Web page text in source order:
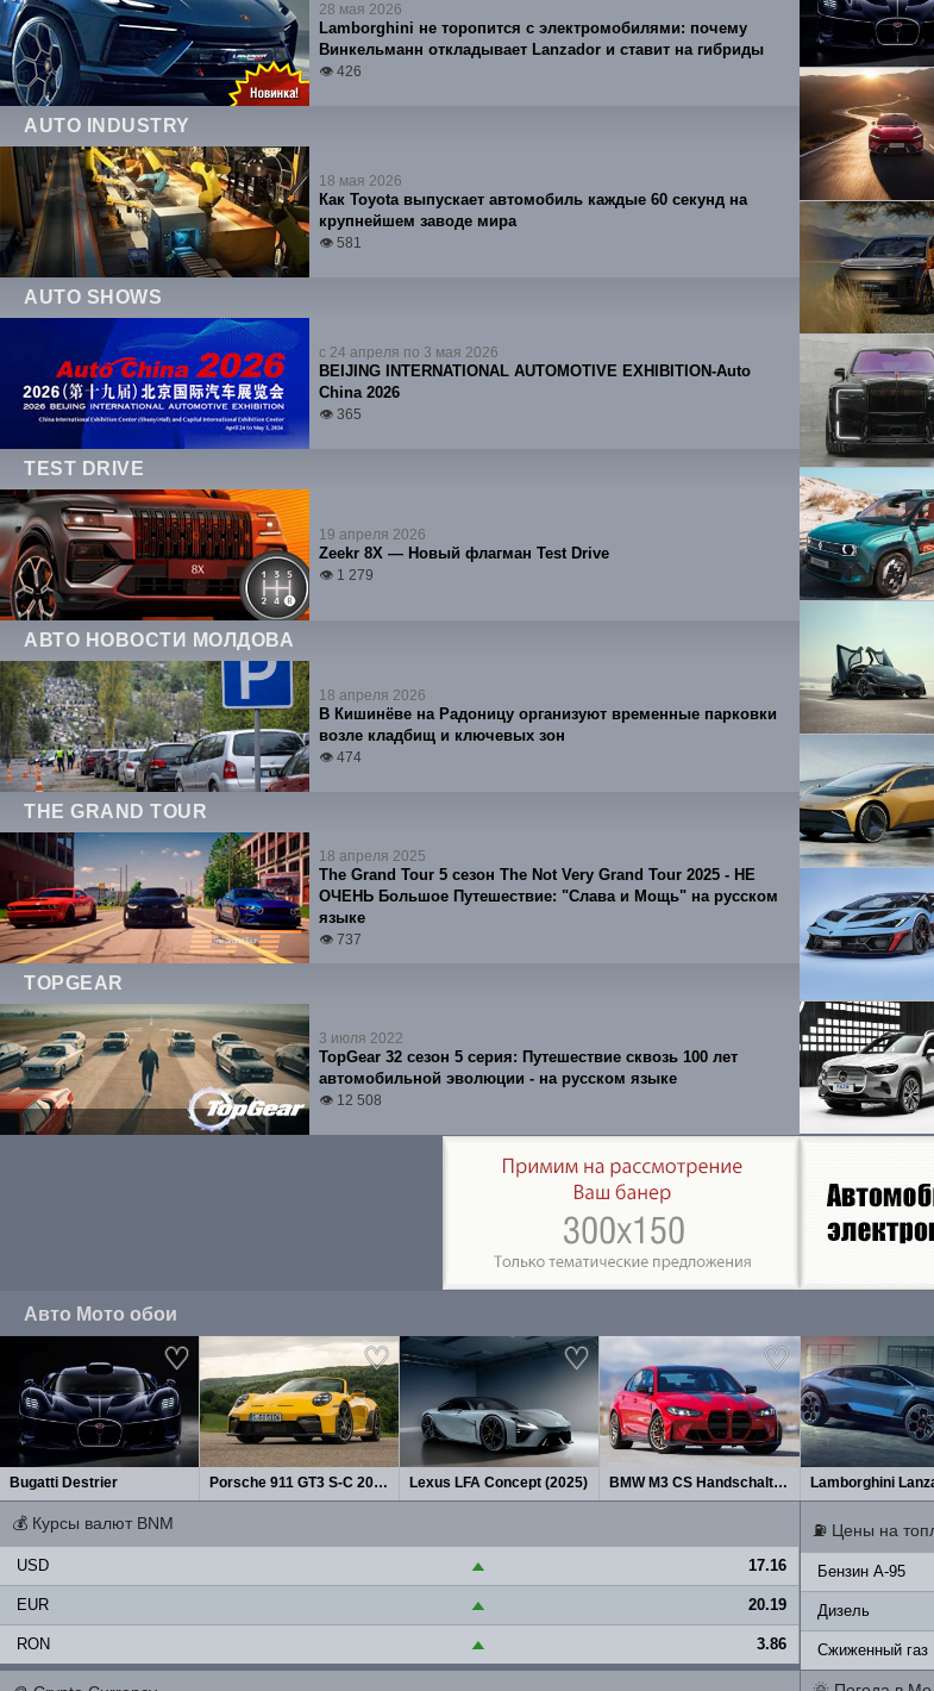
28 мая 2026
Lamborghini не торопится с электромобилями: почему
Винкельманн откладывает Lanzador и ставит на гибриды
👁 426
AUTO INDUSTRY
18 мая 2026
Как Toyota выпускает автомобиль каждые 60 секунд на
крупнейшем заводе мира
👁 581
AUTO SHOWS
с 24 апреля по 3 мая 2026
BEIJING INTERNATIONAL AUTOMOTIVE EXHIBITION-Auto
China 2026
👁 365
TEST DRIVE
19 апреля 2026
Zeekr 8X — Новый флагман Test Drive
👁 1 279
АВТО НОВОСТИ МОЛДОВА
18 апреля 2026
В Кишинёве на Радоницу организуют временные парковки
возле кладбищ и ключевых зон
👁 474
THE GRAND TOUR
18 апреля 2025
The Grand Tour 5 сезон The Not Very Grand Tour 2025 - НЕ
ОЧЕНЬ Большое Путешествие: "Слава и Мощь" на русском
языке
👁 737
TOPGEAR
3 июля 2022
TopGear 32 сезон 5 серия: Путешествие сквозь 100 лет
автомобильной эволюции - на русском языке
👁 12 508
Авто Мото обои
Bugatti Destrier Porsche 911 GT3 S-C 2027 Lexus LFA Concept (2025) BMW M3 CS Handschalter (2027)
💰 Курсы валют BNM
USD ▲ 17.16
EUR ▲ 20.19
RON ▲ 3.86
⛽ Цены на
Бензин A-95
Дизель
Сжиженный газ